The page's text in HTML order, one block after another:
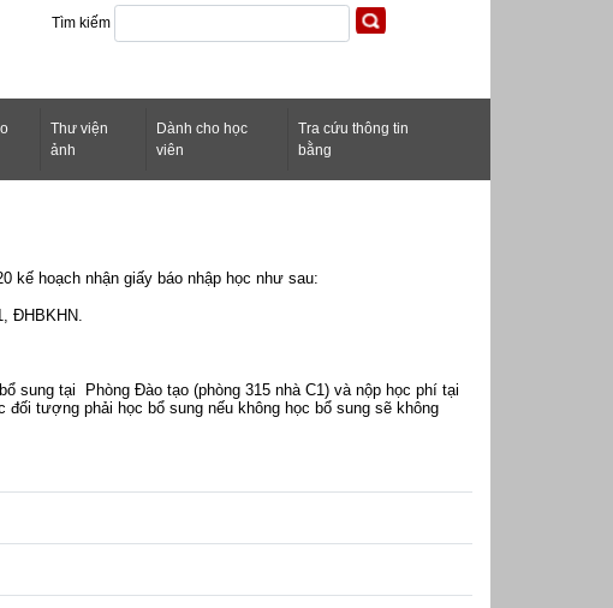
Tìm kiếm
Thư viện
ảnh
Dành cho học
viên
Tra cứu thông tin
bằng
kế hoạch nhận giấy báo nhập học như sau:
ĐHBKHN.
sung tại Phòng Đào tạo (phòng 315 nhà C1) và nộp học phí tại
đối tượng phải học bổ sung nếu không học bổ sung sẽ không